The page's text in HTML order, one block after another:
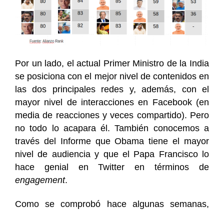
Por un lado, el actual Primer Ministro de la India
se posiciona con el mejor nivel de contenidos en
las dos principales redes y, además, con el
mayor nivel de interacciones en Facebook (en
media de reacciones y veces compartido). Pero
no todo lo acapara él. También conocemos a
través del Informe que Obama tiene el mayor
nivel de audiencia y que el Papa Francisco lo
hace genial en Twitter en términos de
engagement.
Como se comprobó hace algunas semanas,